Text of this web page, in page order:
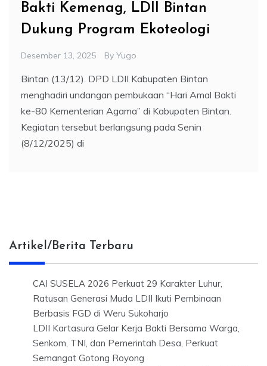
Bakti Kemenag, LDII Bintan
Dukung Program Ekoteologi
Desember 13, 2025 By Yugo
Bintan (13/12). DPD LDII Kabupaten Bintan
menghadiri undangan pembukaan “Hari Amal Bakti
ke-80 Kementerian Agama” di Kabupaten Bintan.
Kegiatan tersebut berlangsung pada Senin
(8/12/2025) di
Artikel/Berita Terbaru
CAI SUSELA 2026 Perkuat 29 Karakter Luhur,
Ratusan Generasi Muda LDII Ikuti Pembinaan
Berbasis FGD di Weru Sukoharjo
LDII Kartasura Gelar Kerja Bakti Bersama Warga,
Senkom, TNI, dan Pemerintah Desa, Perkuat
Semangat Gotong Royong